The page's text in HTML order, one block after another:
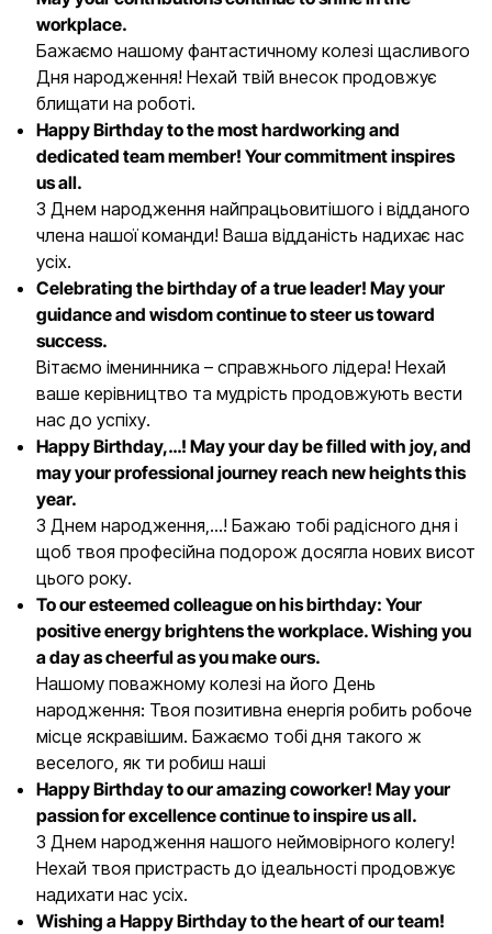
workplace.
Бажаємо нашому фантастичному колезі щасливого
Дня народження! Нехай твій внесок продовжує
блищати на роботі.
Happy Birthday to the most hardworking and
dedicated team member! Your commitment inspires
us all.
З Днем народження найпрацьовитішого і відданого
члена нашої команди! Ваша відданість надихає нас
усіх.
Celebrating the birthday of a true leader! May your
guidance and wisdom continue to steer us toward
success.
Вітаємо іменинника – справжнього лідера! Нехай
ваше керівництво та мудрість продовжують вести
нас до успіху.
Happy Birthday,…! May your day be filled with joy, and
may your professional journey reach new heights this
year.
З Днем народження,…! Бажаю тобі радісного дня і
щоб твоя професійна подорож досягла нових висот
цього року.
To our esteemed colleague on his birthday: Your
positive energy brightens the workplace. Wishing you
a day as cheerful as you make ours.
Нашому поважному колезі на його День
народження: Твоя позитивна енергія робить робоче
місце яскравішим. Бажаємо тобі дня такого ж
веселого, як ти робиш наші
Happy Birthday to our amazing coworker! May your
passion for excellence continue to inspire us all.
З Днем народження нашого неймовірного колегу!
Нехай твоя пристрасть до ідеальності продовжує
надихати нас усіх.
Wishing a Happy Birthday to the heart of our team!